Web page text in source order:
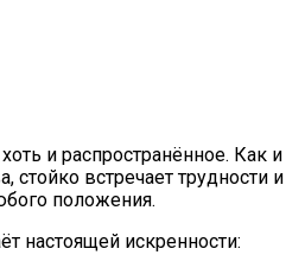
и распространённое. Как и
встречает трудности и
положения.
настоящей искренности: